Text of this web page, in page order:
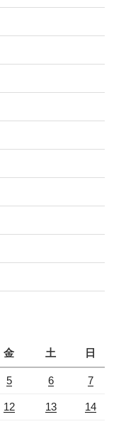
金 土 日
5 6 7
12 13 14